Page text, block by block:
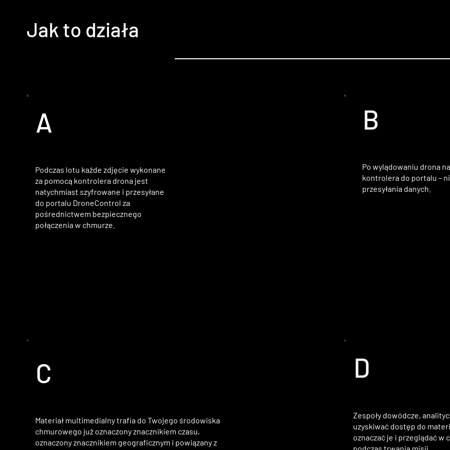
Jak to działa
A
Podczas lotu każde zdjęcie wykonane
za pomocą kontrolera drona jest
natychmiast szyfrowane i przesyłane
do portalu DroneControl za
pośrednictwem bezpiecznego
połączenia w chmurze.
B
Po wylądowaniu drona
kontrolera do portalu –
przesyłania danych.
C
Materiał multimedialny trafia do Twojego środowiska
chmurowego już oznaczony znacznikiem czasu,
oznaczony znacznikiem geograficznym i powiązany z
D
Zespoły dowódcze,
uzyskiwać dostęp do
oznaczać je i przeglądać w
podczas trwania misji.